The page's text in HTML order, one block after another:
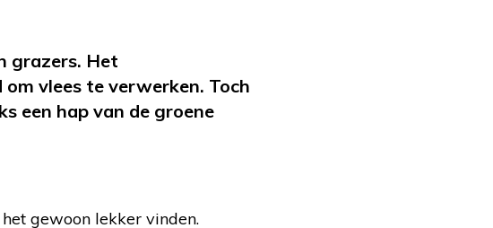
grazers. Het
vlees te verwerken. Toch
een hap van de groene
gewoon lekker vinden.